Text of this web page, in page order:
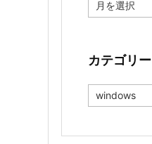
ー
ブ
カテゴリー